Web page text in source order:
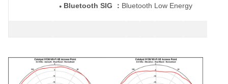
● Bluetooth SIG ： Bluetooth Low Energy